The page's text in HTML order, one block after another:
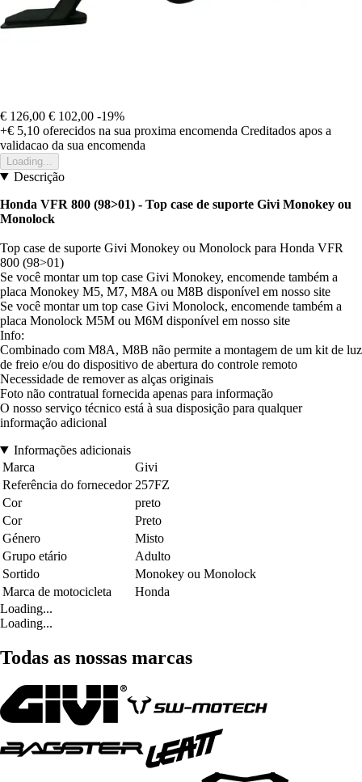
€ 126,00 € 102,00 -19%
+€ 5,10 oferecidos na sua proxima encomenda Creditados apos a
validacao da sua encomenda
Loading...
Descrição
Honda VFR 800 (98>01) - Top case de suporte Givi Monokey ou
Monolock
Top case de suporte Givi Monokey ou Monolock para Honda VFR
800 (98>01)
Se você montar um top case Givi Monokey, encomende também a
placa Monokey M5, M7, M8A ou M8B disponível em nosso site
Se você montar um top case Givi Monolock, encomende também a
placa Monolock M5M ou M6M disponível em nosso site
Info:
Combinado com M8A, M8B não permite a montagem de um kit de luz
de freio e/ou do dispositivo de abertura do controle remoto
Necessidade de remover as alças originais
Foto não contratual fornecida apenas para informação
O nosso serviço técnico está à sua disposição para qualquer
informação adicional
Informações adicionais
Marca
Givi
Referência do fornecedor 257FZ
Cor
preto
Cor
Preto
Género
Misto
Grupo etário
Adulto
Sortido
Monokey ou Monolock
Marca de motocicleta
Honda
Loading...
Loading...
Todas as nossas marcas